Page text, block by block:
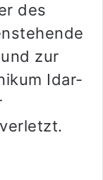
des
zur
Idar-